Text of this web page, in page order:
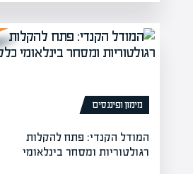
מימון ופיננסים
המודל הקנדי: פתח להקלות
רגולטוריות ומסחר בינלאומי